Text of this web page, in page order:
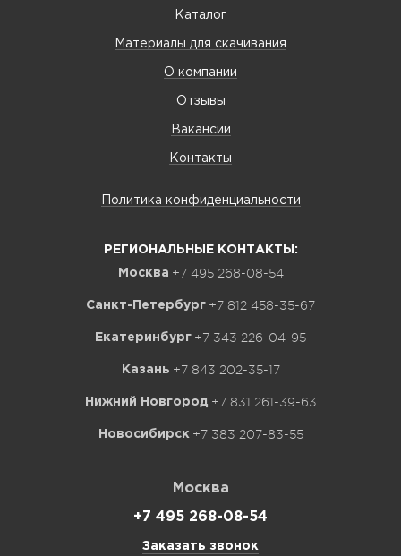
Каталог
Материалы для скачивания
О компании
Отзывы
Вакансии
Контакты
Политика конфиденциальности
РЕГИОНАЛЬНЫЕ КОНТАКТЫ:
Москва +7 495 268-08-54
Санкт-Петербург +7 812 458-35-67
Екатеринбург +7 343 226-04-95
Казань +7 843 202-35-17
Нижний Новгород +7 831 261-39-63
Новосибирск +7 383 207-83-55
Москва
+7 495 268-08-54
Заказать звонок